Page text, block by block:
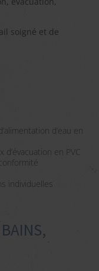
soigné et de
d’eau en
en PVC
individuelles